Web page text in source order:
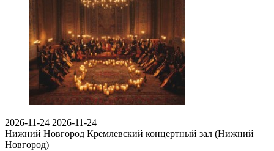
2026-11-24 2026-11-24
Нижний Новгород Кремлевский концертный зал (Нижний
Новгород)